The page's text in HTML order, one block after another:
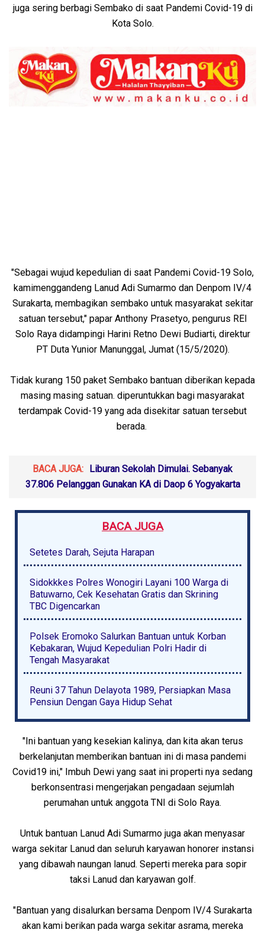
juga sering berbagi Sembako di saat Pandemi Covid-19 di
Kota Solo.
"Sebagai wujud kepedulian di saat Pandemi Covid-19 Solo,
kamimenggandeng Lanud Adi Sumarmo dan Denpom IV/4
Surakarta, membagikan sembako untuk masyarakat sekitar
satuan tersebut," papar Anthony Prasetyo, pengurus REI
Solo Raya didampingi Harini Retno Dewi Budiarti, direktur
PT Duta Yunior Manunggal, Jumat (15/5/2020).
Tidak kurang 150 paket Sembako bantuan diberikan kepada
masing masing satuan. diperuntukkan bagi masyarakat
terdampak Covid-19 yang ada disekitar satuan tersebut
berada.
BACA JUGA: Liburan Sekolah Dimulai. Sebanyak
37.806 Pelanggan Gunakan KA di Daop 6 Yogyakarta
BACA JUGA
Setetes Darah, Sejuta Harapan
Sidokkkes Polres Wonogiri Layani 100 Warga di
Batuwarno, Cek Kesehatan Gratis dan Skrining
TBC Digencarkan
Polsek Eromoko Salurkan Bantuan untuk Korban
Kebakaran, Wujud Kepedulian Polri Hadir di
Tengah Masyarakat
Reuni 37 Tahun Delayota 1989, Persiapkan Masa
Pensiun Dengan Gaya Hidup Sehat
"Ini bantuan yang kesekian kalinya, dan kita akan terus
berkelanjutan memberikan bantuan ini di masa pandemi
Covid19 ini," Imbuh Dewi yang saat ini properti nya sedang
berkonsentrasi mengerjakan pengadaan sejumlah
perumahan untuk anggota TNI di Solo Raya.
Untuk bantuan Lanud Adi Sumarmo juga akan menyasar
warga sekitar Lanud dan seluruh karyawan honorer instansi
yang dibawah naungan lanud. Seperti mereka para sopir
taksi Lanud dan karyawan golf.
"Bantuan yang disalurkan bersama Denpom IV/4 Surakarta
akan kami berikan pada warga sekitar asrama, mereka